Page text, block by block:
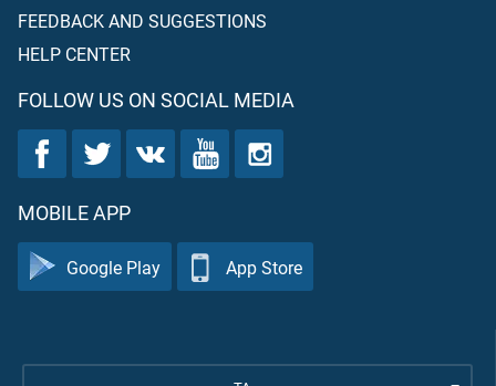
FEEDBACK AND SUGGESTIONS
HELP CENTER
FOLLOW US ON SOCIAL MEDIA
MOBILE APP
Google Play App Store